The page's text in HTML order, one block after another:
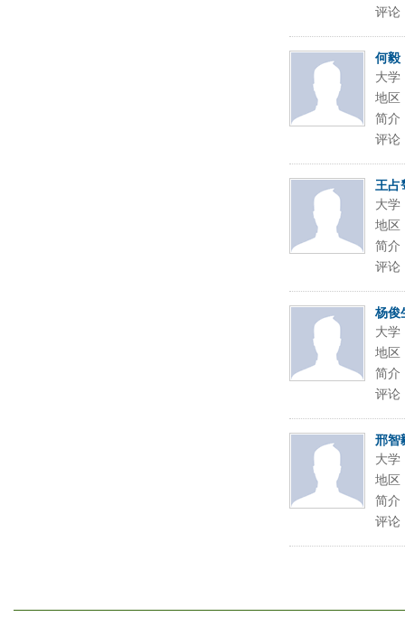
评论
何毅
大学
地区
简介
评论
王占
大学
地区
简介
评论
杨俊
大学
地区
简介
评论
邢智
大学
地区
简介
评论